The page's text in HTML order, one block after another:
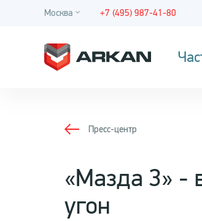
Москва +7 (495) 987-41-80
Пресс-центр
«Мазда 3» -
угон